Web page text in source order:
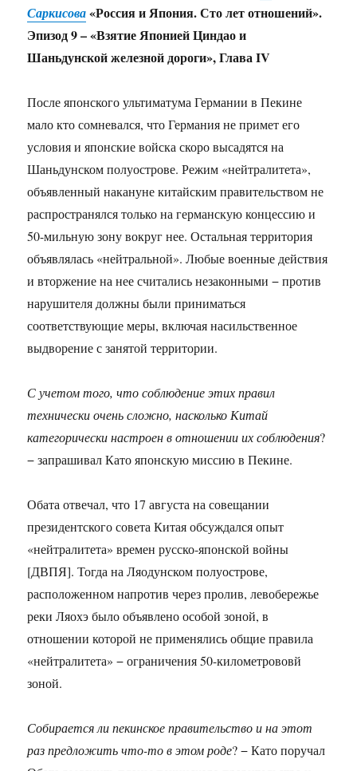
Саркисова«Россия и Япония. Сто лет отношений».
Эпизод 9 – «Взятие Японией Циндао и
Шаньдунской железной дороги», Глава IV
После японского ультиматума Германии в Пекине
мало кто сомневался, что Германия не примет его
условия и японские войска скоро высадятся на
Шаньдунском полуострове. Режим «нейтралитета»,
объявленный накануне китайским правительством не
распространялся только на германскую концессию и
50-мильную зону вокруг нее. Остальная территория
объявлялась «нейтральной». Любые военные действия
и вторжение на нее считались незаконными − против
нарушителя должны были приниматься
соответствующие меры, включая насильственное
выдворение с занятой территории.
С учетом того, что соблюдение этих правил
технически очень сложно, насколько Китай
категорически настроен в отношении их соблюдения?
− запрашивал Като японскую миссию в Пекине.
Обата отвечал, что 17 августа на совещании
президентского совета Китая обсуждался опыт
«нейтралитета» времен русско-японской войны
[ДВПЯ]. Тогда на Ляодунском полуострове,
расположенном напротив через пролив, левобережье
реки Ляохэ было объявлено особой зоной, в
отношении которой не применялись общие правила
«нейтралитета» − ограничения 50-километрововй
зоной.
Собирается ли пекинское правительство и на этот
раз предложить что-то в этом роде? − Като поручал